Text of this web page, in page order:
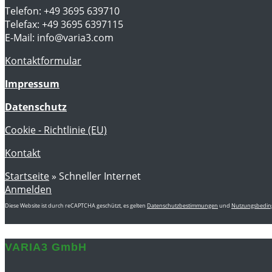
Telefon: +49 3695 639710
Telefax: +49 3695 6397115
E-Mail: info@varia3.com
Kontaktformular
Impressum
Datenschutz
Cookie - Richtlinie (EU)
Kontakt
Startseite » Schneller Internet
Anmelden
Diese Website ist durch reCAPTCHA geschützt, es gelten Datenschutzbestimmungen und
VARIA3 GmbH